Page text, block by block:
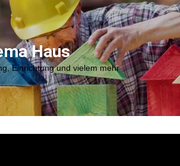
Haus
Einrichtung und vielem mehr